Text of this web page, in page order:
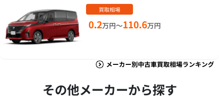
買取相場
0.2万円～110.6万円
メーカー別中古車買取相場ランキング
その他メーカーから探す